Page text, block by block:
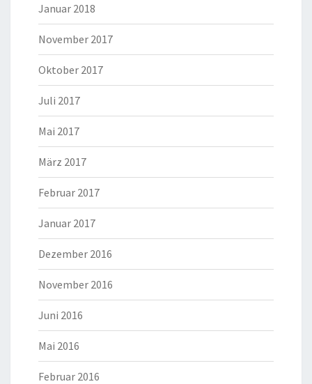
Januar 2018
November 2017
Oktober 2017
Juli 2017
Mai 2017
März 2017
Februar 2017
Januar 2017
Dezember 2016
November 2016
Juni 2016
Mai 2016
Februar 2016